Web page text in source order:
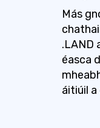
Más
.LAND
éasca
áitiúil a